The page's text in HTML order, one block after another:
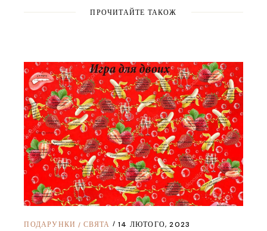
ПРОЧИТАЙТЕ ТАКОЖ
ПОДАРУНКИ /СВЯТА 14 ЛЮТОГО, 2023